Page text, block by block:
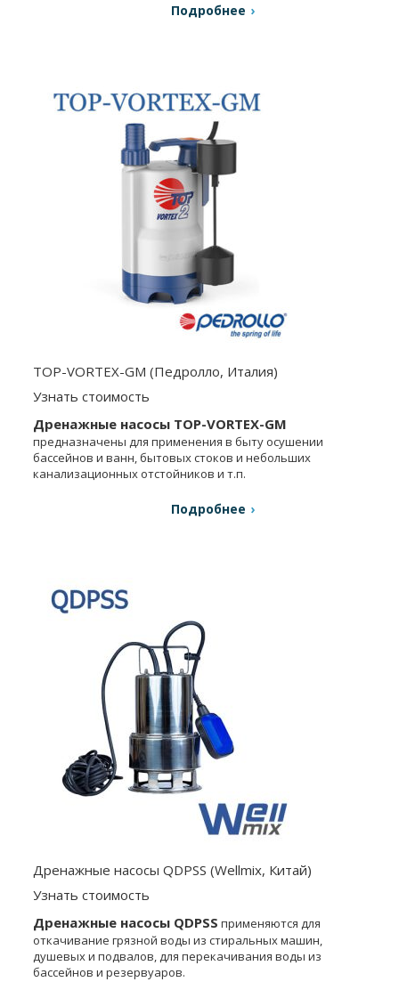
Подробнее
TOP-VORTEX-GM (Педролло, Италия)
Узнать стоимость
Дренажные насосы TOP-VORTEX-GM
предназначены для применения в быту осушении
бассейнов и ванн, бытовых стоков и небольших
канализационных отстойников и т.п.
Подробнее
Дренажные насосы QDPSS (Wellmix, Китай)
Узнать стоимость
Дренажные насосы QDPSS применяются для
откачивание грязной воды из стиральных машин,
душевых и подвалов, для перекачивания воды из
бассейнов и резервуаров.